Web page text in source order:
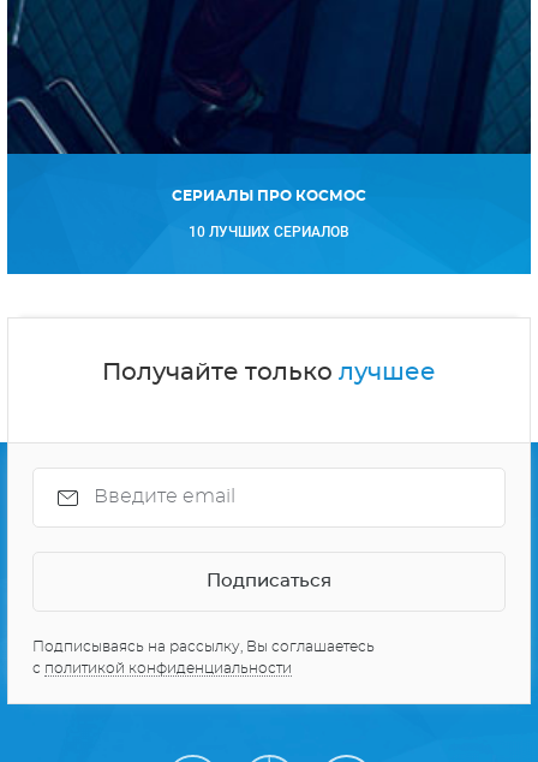
СЕРИАЛЫ ПРО КОСМОС
10 ЛУЧШИХ СЕРИАЛОВ
Получайте только лучшее
Подписываясь на рассылку, Вы соглашаетесь
с политикой конфиденциальности